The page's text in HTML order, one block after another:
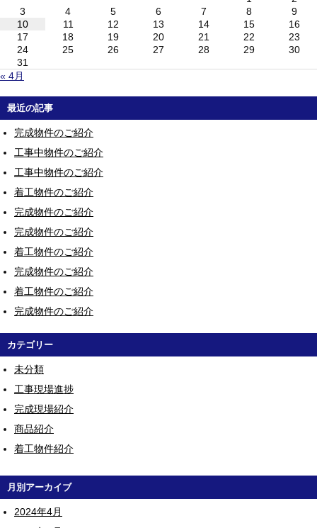
« 4月
3
4 5 6 7 8
9
10
11 12 13 14 15
16
17
18 19 20 21 22
23
24
25 26 27 28 29
30
31
最近の記事
完成物件のご紹介
工事中物件のご紹介
工事中物件のご紹介
着工物件のご紹介
完成物件のご紹介
完成物件のご紹介
着工物件のご紹介
完成物件のご紹介
着工物件のご紹介
完成物件のご紹介
カテゴリー
未分類
工事現場進捗
完成現場紹介
商品紹介
着工物件紹介
月別アーカイブ
2024年4月